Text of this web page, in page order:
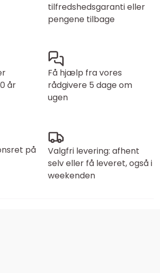
tilfredshedsgaranti eller
pengene tilbage
år
Få hjælp fra vores
rådgivere 5 dage om
ugen
på
Valgfri levering: afhent
selv eller få leveret, også i
weekenden